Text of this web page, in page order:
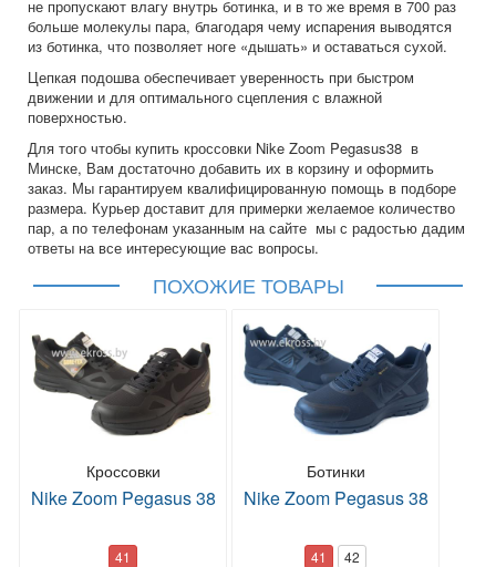
не пропускают влагу внутрь ботинка, и в то же время в 700 раз
больше молекулы пара, благодаря чему испарения выводятся
из ботинка, что позволяет ноге «дышать» и оставаться сухой.
Цепкая подошва обеспечивает уверенность при быстром
движении и для оптимального сцепления с влажной
поверхностью.
Для того чтобы купить кроссовки Nike Zoom Pegasus38 в
Минске, Вам достаточно добавить их в корзину и оформить
заказ. Мы гарантируем квалифицированную помощь в подборе
размера. Курьер доставит для примерки желаемое количество
пар, а по телефонам указанным на сайте мы с радостью дадим
ответы на все интересующие вас вопросы.
ПОХОЖИЕ ТОВАРЫ
Кроссовки
Nike Zoom Pegasus 38
41
Ботинки
Nike Zoom Pegasus 38
41 42